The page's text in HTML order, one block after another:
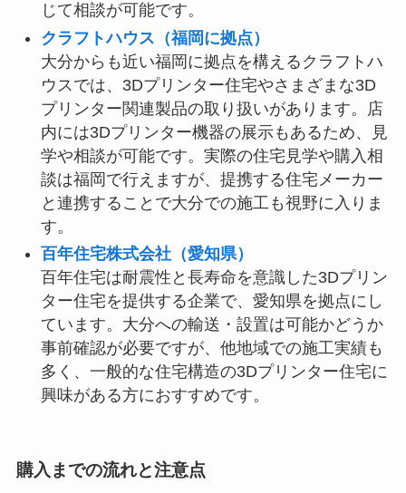
じて相談が可能です。
クラフトハウス（福岡に拠点）
大分からも近い福岡に拠点を構えるクラフトハ
ウスでは、3Dプリンター住宅やさまざまな3D
プリンター関連製品の取り扱いがあります。店
内には3Dプリンター機器の展示もあるため、見
学や相談が可能です。実際の住宅見学や購入相
談は福岡で行えますが、提携する住宅メーカー
と連携することで大分での施工も視野に入りま
す。
百年住宅株式会社（愛知県）
百年住宅は耐震性と長寿命を意識した3Dプリン
ター住宅を提供する企業で、愛知県を拠点にし
ています。大分への輸送・設置は可能かどうか
事前確認が必要ですが、他地域での施工実績も
多く、一般的な住宅構造の3Dプリンター住宅に
興味がある方におすすめです。
購入までの流れと注意点